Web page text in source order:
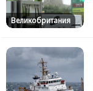
Великобритания